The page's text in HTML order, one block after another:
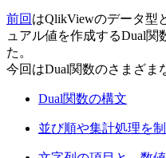
前回 はQlikViewのデータ型
ュアル値を作成するDual
た。
今回はDual関数のさまざま
Dual関数の構文
並び順や集計処理を